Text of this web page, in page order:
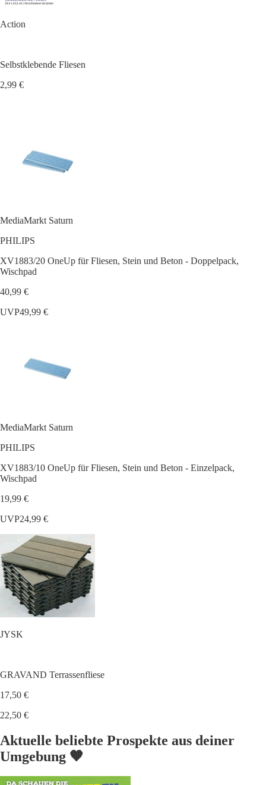
Action
Selbstklebende Fliesen
2,99 €
MediaMarkt Saturn
PHILIPS
XV1883/20 OneUp für Fliesen, Stein und Beton - Doppelpack,
Wischpad
40,99 €
UVP49,99 €
MediaMarkt Saturn
PHILIPS
XV1883/10 OneUp für Fliesen, Stein und Beton - Einzelpack,
Wischpad
19,99 €
UVP24,99 €
JYSK
GRAVAND Terrassenfliese
17,50 €
22,50 €
Aktuelle beliebte Prospekte aus deiner
Umgebung 🧡